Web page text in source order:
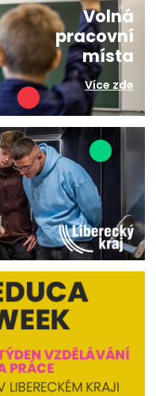
Volná
pracovní
místa
Více zde